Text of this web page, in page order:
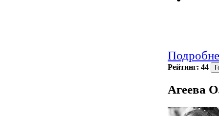
Рейтинг: 44
Агеева